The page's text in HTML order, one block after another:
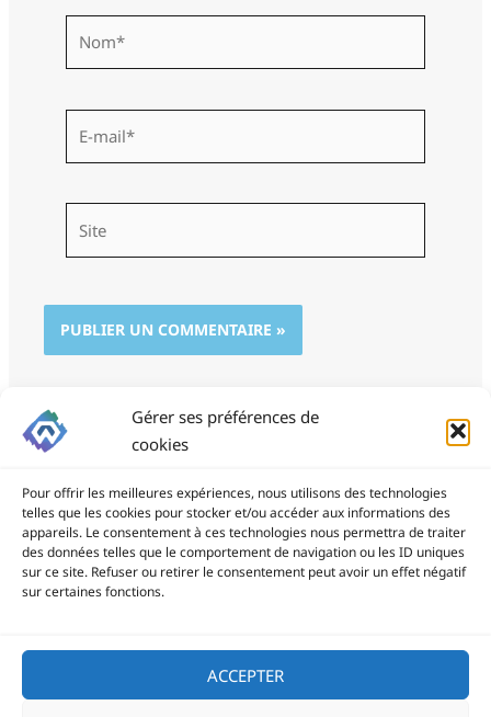
Gérer ses préférences de
cookies
Pour offrir les meilleures expériences, nous utilisons des technologies
telles que les cookies pour stocker et/ou accéder aux informations des
appareils. Le consentement à ces technologies nous permettra de traiter
des données telles que le comportement de navigation ou les ID uniques
sur ce site. Refuser ou retirer le consentement peut avoir un effet négatif
sur certaines fonctions.
ACCEPTER
mail*
ProSite - 06 85 94 34 21
prositegestion@gmail.com
Copyright © 2026